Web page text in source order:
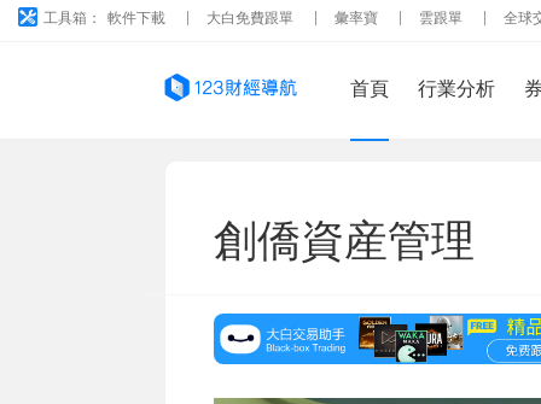
工具箱： 軟件下載 大白免費跟單 彙率寶 雲跟單 全球
首頁 行業分析
創僑資産管理